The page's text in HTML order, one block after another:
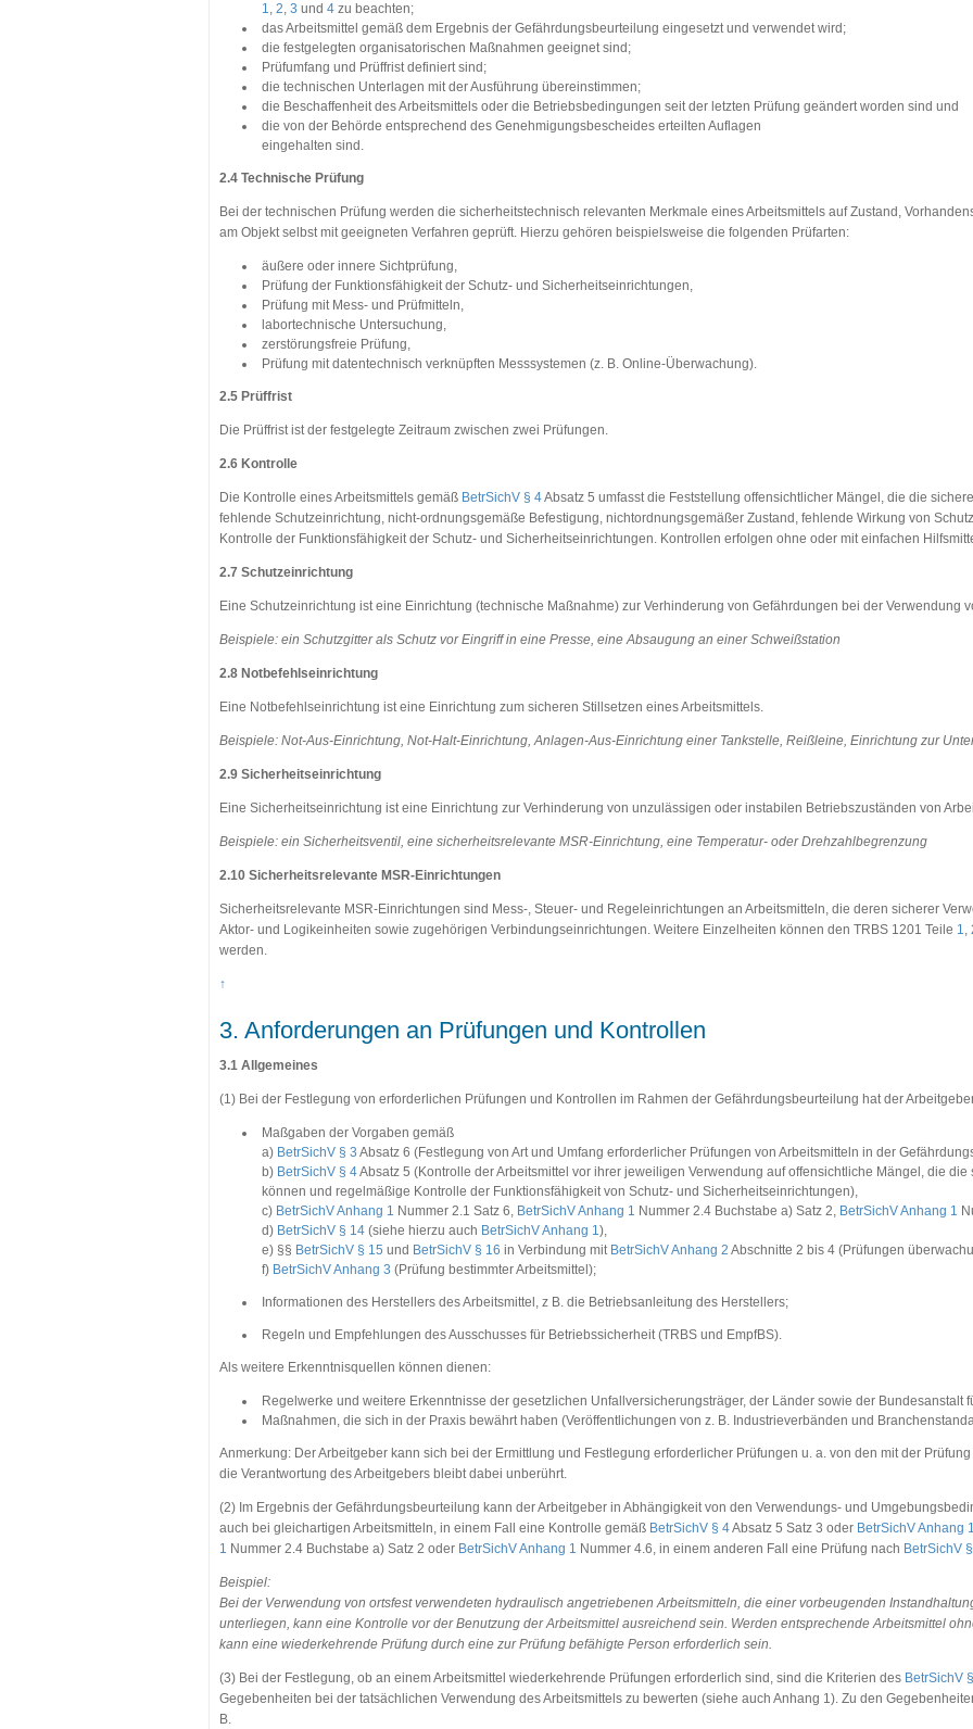
1, 2, 3 und 4 zu beachten;
das Arbeitsmittel gemäß dem Ergebnis der Gefährdungsbeurteilung eingesetzt und verwendet wird;
die festgelegten organisatorischen Maßnahmen geeignet sind;
Prüfumfang und Prüffrist definiert sind;
die technischen Unterlagen mit der Ausführung übereinstimmen;
die Beschaffenheit des Arbeitsmittels oder die Betriebsbedingungen seit der letzten Prüfung geändert worden sind und
die von der Behörde entsprechend des Genehmigungsbescheides erteilten Auflagen
eingehalten sind.
2.4 Technische Prüfung
Bei der technischen Prüfung werden die sicherheitstechnisch relevanten Merkmale eines Arbeitsmittels auf Zustand,
am Objekt selbst mit geeigneten Verfahren geprüft. Hierzu gehören beispielsweise die folgenden Prüfarten:
äußere oder innere Sichtprüfung,
Prüfung der Funktionsfähigkeit der Schutz- und Sicherheitseinrichtungen,
Prüfung mit Mess- und Prüfmitteln,
labortechnische Untersuchung,
zerstörungsfreie Prüfung,
Prüfung mit datentechnisch verknüpften Messsystemen (z. B. Online-Überwachung).
2.5 Prüffrist
Die Prüffrist ist der festgelegte Zeitraum zwischen zwei Prüfungen.
2.6 Kontrolle
Die Kontrolle eines Arbeitsmittels gemäß BetrSichV § 4Absatz 5 umfasst die Feststellung offensichtlicher Mängel, die die
fehlende Schutzeinrichtung, nicht-ordnungsgemäße Befestigung, nichtordnungsgemäßer Zustand, fehlende Wirkung von
Kontrolle der Funktionsfähigkeit der Schutz- und Sicherheitseinrichtungen. Kontrollen erfolgen ohne oder mit einfachen
2.7 Schutzeinrichtung
Eine Schutzeinrichtung ist eine Einrichtung (technische Maßnahme) zur Verhinderung von Gefährdungen bei der Verwendung
Beispiele: ein Schutzgitter als Schutz vor Eingriff in eine Presse, eine Absaugung an einer Schweißstation
2.8 Notbefehlseinrichtung
Eine Notbefehlseinrichtung ist eine Einrichtung zum sicheren Stillsetzen eines Arbeitsmittels.
Beispiele: Not-Aus-Einrichtung, Not-Halt-Einrichtung, Anlagen-Aus-Einrichtung einer Tankstelle, Reißleine, Einrichtung zur
2.9 Sicherheitseinrichtung
Eine Sicherheitseinrichtung ist eine Einrichtung zur Verhinderung von unzulässigen oder instabilen Betriebszuständen von
Beispiele: ein Sicherheitsventil, eine sicherheitsrelevante MSR-Einrichtung, eine Temperatur- oder Drehzahlbegrenzung
2.10 Sicherheitsrelevante MSR-Einrichtungen
Sicherheitsrelevante MSR-Einrichtungen sind Mess-, Steuer- und Regeleinrichtungen an Arbeitsmitteln, die deren sicherer
Aktor- und Logikeinheiten sowie zugehörigen Verbindungseinrichtungen. Weitere Einzelheiten können den TRBS 1201 Teile 1,
werden.
↑
3. Anforderungen an Prüfungen und Kontrollen
3.1 Allgemeines
(1) Bei der Festlegung von erforderlichen Prüfungen und Kontrollen im Rahmen der Gefährdungsbeurteilung hat der
Maßgaben der Vorgaben gemäß
a) BetrSichV § 3 Absatz 6 (Festlegung von Art und Umfang erforderlicher Prüfungen von Arbeitsmitteln in der
b) BetrSichV § 4Absatz 5 (Kontrolle der Arbeitsmittel vor ihrer jeweiligen Verwendung auf offensichtliche Mängel, die
können und regelmäßige Kontrolle der Funktionsfähigkeit von Schutz- und Sicherheitseinrichtungen),
c) BetrSichV Anhang 1 Nummer 2.1 Satz 6, BetrSichV Anhang 1 Nummer 2.4 Buchstabe a) Satz 2, BetrSichV Anhang 1
d) BetrSichV § 14 (siehe hierzu auch BetrSichV Anhang 1),
e) §§ BetrSichV § 15 und BetrSichV § 16 in Verbindung mit BetrSichV Anhang 2 Abschnitte 2 bis 4 (Prüfungen
f) BetrSichV Anhang 3 (Prüfung bestimmter Arbeitsmittel);
Informationen des Herstellers des Arbeitsmittel, z B. die Betriebsanleitung des Herstellers;
Regeln und Empfehlungen des Ausschusses für Betriebssicherheit (TRBS und EmpfBS).
Als weitere Erkenntnisquellen können dienen:
Regelwerke und weitere Erkenntnisse der gesetzlichen Unfallversicherungsträger, der Länder sowie der Bundesanstalt
Maßnahmen, die sich in der Praxis bewährt haben (Veröffentlichungen von z. B. Industrieverbänden und
Anmerkung: Der Arbeitgeber kann sich bei der Ermittlung und Festlegung erforderlicher Prüfungen u. a. von den mit der
die Verantwortung des Arbeitgebers bleibt dabei unberührt.
(2) Im Ergebnis der Gefährdungsbeurteilung kann der Arbeitgeber in Abhängigkeit von den Verwendungs- und
auch bei gleichartigen Arbeitsmitteln, in einem Fall eine Kontrolle gemäß BetrSichV § 4Absatz 5 Satz 3 oder BetrSichV Anhang
1 Nummer 2.4 Buchstabe a) Satz 2 oder BetrSichV Anhang 1 Nummer 4.6, in einem anderen Fall eine Prüfung nach BetrSichV
Beispiel:
Bei der Verwendung von ortsfest verwendeten hydraulisch angetriebenen Arbeitsmitteln, die einer vorbeugenden
unterliegen, kann eine Kontrolle vor der Benutzung der Arbeitsmittel ausreichend sein. Werden entsprechende Arbeitsmittel
kann eine wiederkehrende Prüfung durch eine zur Prüfung befähigte Person erforderlich sein.
(3) Bei der Festlegung, ob an einem Arbeitsmittel wiederkehrende Prüfungen erforderlich sind, sind die Kriterien des BetrSichV
Gegebenheiten bei der tatsächlichen Verwendung des Arbeitsmittels zu bewerten (siehe auch Anhang 1). Zu den
B.